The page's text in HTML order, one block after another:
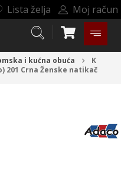
Lista želja Moj račun
i kućna obuća
K
201 CrnaŽenske natikač